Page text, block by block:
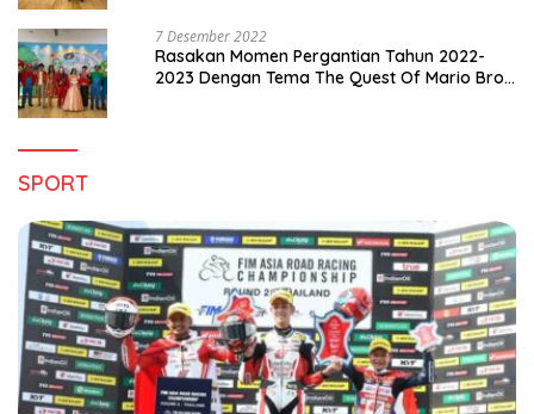
7 Desember 2022
Rasakan Momen Pergantian Tahun 2022-
2023 Dengan Tema The Quest Of Mario Bros
SPORT